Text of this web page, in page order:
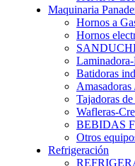
Maquinaria
Hornos a
Hornos
Batidoras
Tajadoras de
Wafleras-
BEBIDAS
Otros
Refrigeración